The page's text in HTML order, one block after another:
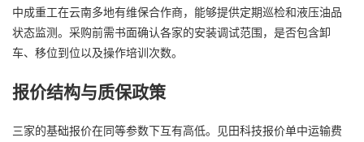
中成重工在云南多地有维保合作商，能够提供定期巡检和液压油品
状态监测。采购前需书面确认各家的安装调试范围，是否包含卸
车、移位到位以及操作培训次数。
报价结构与质保政策
三家的基础报价在同等参数下互有高低。见田科技报价单中运输费